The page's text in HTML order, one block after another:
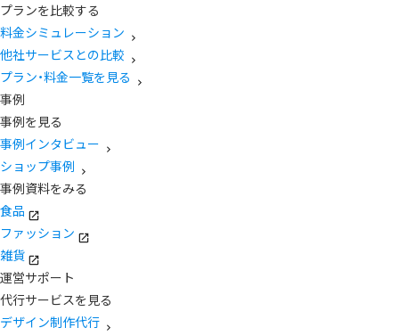
プランを比較する
料金シミュレーション
他社サービスとの比較
プラン・料金一覧を見る
事例
事例を見る
事例インタビュー
ショップ事例
事例資料をみる
食品
ファッション
雑貨
運営サポート
代行サービスを見る
デザイン制作代行